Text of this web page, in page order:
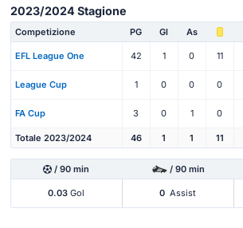
2023/2024 Stagione
Competizione PG Gl As
EFL League One 42 1 0 11
League Cup 1 0 0 0
FA Cup 3 0 1 0
Totale 2023/2024 46 1 1 11
/ 90 min / 90 min
0.03 Gol 0 Assist